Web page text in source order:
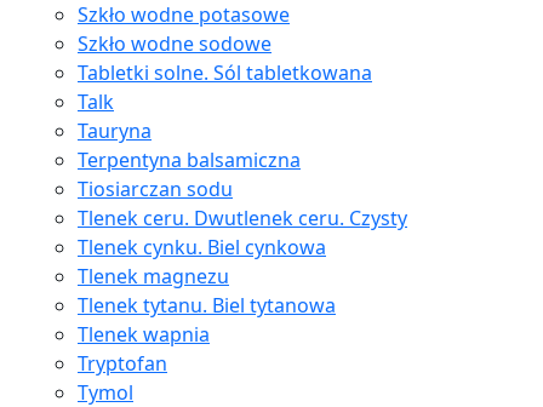
Szkło wodne potasowe
Szkło wodne sodowe
Tabletki solne. Sól tabletkowana
Talk
Tauryna
Terpentyna balsamiczna
Tiosiarczan sodu
Tlenek ceru. Dwutlenek ceru. Czysty
Tlenek cynku. Biel cynkowa
Tlenek magnezu
Tlenek tytanu. Biel tytanowa
Tlenek wapnia
Tryptofan
Tymol